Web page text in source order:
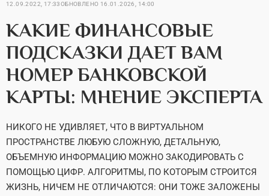
12.09.2022, 17:33ОБНОВЛЕНО 16.01.2026, 14:00
КАКИЕ ФИНАНСОВЫЕ
ПОДСКАЗКИ ДАЕТ ВАМ
НОМЕР БАНКОВСКОЙ
КАРТЫ: МНЕНИЕ ЭКСПЕРТА
НИКОГО НЕ УДИВЛЯЕТ, ЧТО В ВИРТУАЛЬНОМ
ПРОСТРАНСТВЕ ЛЮБУЮ СЛОЖНУЮ, ДЕТАЛЬНУЮ,
ОБЪЕМНУЮ ИНФОРМАЦИЮ МОЖНО ЗАКОДИРОВАТЬ С
ПОМОЩЬЮ ЦИФР. АЛГОРИТМЫ, ПО КОТОРЫМ СТРОИТСЯ
ЖИЗНЬ, НИЧЕМ НЕ ОТЛИЧАЮТСЯ: ОНИ ТОЖЕ ЗАЛОЖЕНЫ